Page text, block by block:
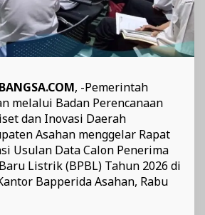
, -Pemerintah
melalui Badan Perencanaan
dan Inovasi Daerah
Asahan menggelar Rapat
Usulan Data Calon Penerima
Listrik (BPBL) Tahun 2026 di
Bapperida Asahan, Rabu